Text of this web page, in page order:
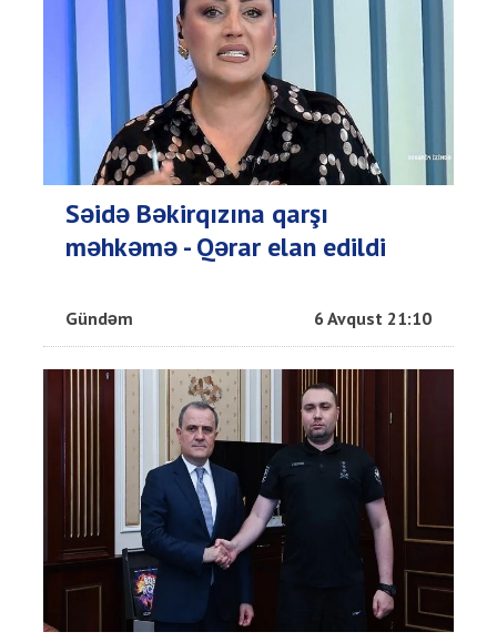
Səidə Bəkirqızına qarşı
məhkəmə - Qərar elan edildi
Gündəm 6 Avqust 21:10